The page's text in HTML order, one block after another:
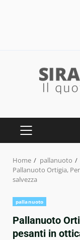
PRIMARY
Home
pallanuoto
Pallanuoto Ortigia,
salvezza
pallanuoto
Pallanuoto
pesanti in